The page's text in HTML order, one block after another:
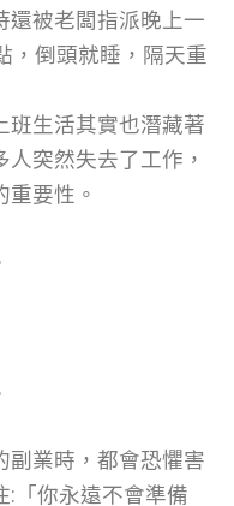
還被老闆指派晚上一
，倒頭就睡，隔天重
班生活其實也潛藏著
突然失去了工作，
要性。
副業時，都會恐懼害
:「你永遠不會準備